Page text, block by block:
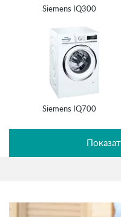
Siemens IQ300
Siemens IQ700